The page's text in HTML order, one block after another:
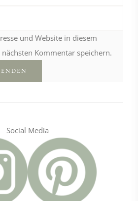
und Website in diesem
Kommentar speichern.
Social Media